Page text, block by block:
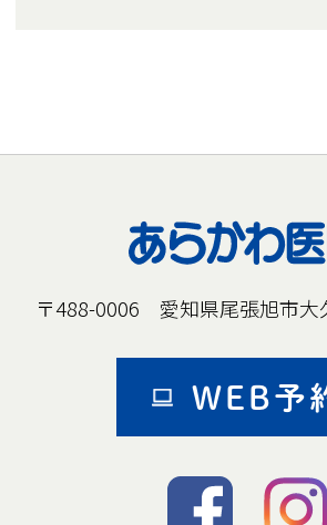
〒488-0006 愛知県尾張旭市大
WEB予